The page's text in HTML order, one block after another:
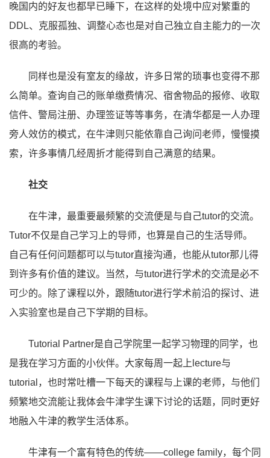
晚国内的好友也都早已睡下，在这样的处境中应对繁重的
DDL、克服孤独、调整心态也是对自己独立自主能力的一次
很高的考验。
同样也是没有室友的缘故，许多日常的琐事也变得不那
么简单。查询自己的账单缴费情况、宿舍物品的报修、收取
信件、警局注册、办理签证等等事务，在清华都是一人办理
旁人效仿的模式，在牛津则只能依靠自己询问老师，慢慢摸
索，许多事情几经周折才能得到自己满意的结果。
社交
在牛津，最重要最频繁的交流便是与自己tutor的交流。
Tutor不仅是自己学习上的导师，也算是自己的生活导师。
自己有任何问题都可以与tutor直接沟通，也能从tutor那儿得
到许多有价值的建议。当然，与tutor进行学术的交流是必不
可少的。除了课程以外，跟随tutor进行学术前沿的探讨、进
入实验室也是自己下学期的目标。
Tutorial Partner是自己学院里一起学习物理的同学，也
是我在学习方面的小伙伴。大家每周一起上lecture与
tutorial，也时常吐槽一下每天的课程与上课的老师，与他们
频繁地交流能让我体会牛津学生课下讨论的话题，同时更好
地融入牛津的教学生活体系。
牛津有一个富有特色的传统——college family，每个同